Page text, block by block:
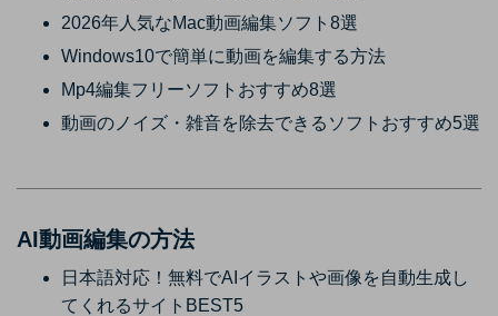
2026年人気なMac動画編集ソフト8選
Windows10で簡単に動画を編集する方法
Mp4編集フリーソフトおすすめ8選
動画のノイズ・雑音を除去できるソフトおすすめ5選
AI動画編集の方法
日本語対応！無料でAIイラストや画像を自動生成し
てくれるサイトBEST5